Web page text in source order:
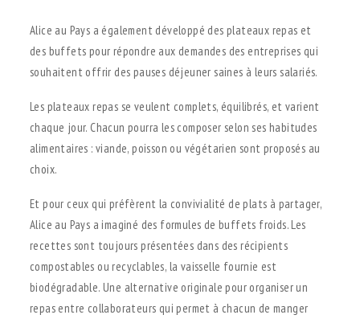
Alice au Pays a également développé des plateaux repas et
des buffets pour répondre aux demandes des entreprises qui
souhaitent offrir des pauses déjeuner saines à leurs salariés.
Les plateaux repas se veulent complets, équilibrés, et varient
chaque jour. Chacun pourra les composer selon ses habitudes
alimentaires : viande, poisson ou végétarien sont proposés au
choix.
Et pour ceux qui préfèrent la convivialité de plats à partager,
Alice au Pays a imaginé des formules de buffets froids. Les
recettes sont toujours présentées dans des récipients
compostables ou recyclables, la vaisselle fournie est
biodégradable. Une alternative originale pour organiser un
repas entre collaborateurs qui permet à chacun de manger